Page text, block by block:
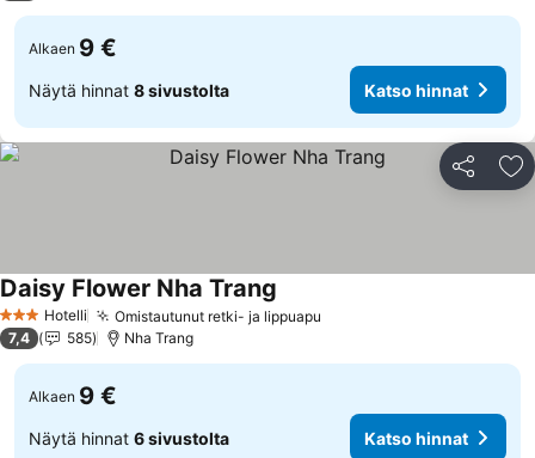
Alkaen 9 €
Näytä hinnat 8 sivustolta Katso hinnat
Jaa
3 Tähtiluokitus
Hotelli Omistautunut retki- ja lippuapu
Daisy Flower Nha Trang
7,4 585 Nha Trang
Alkaen 9 €
Näytä hinnat 6 sivustolta Katso hinnat